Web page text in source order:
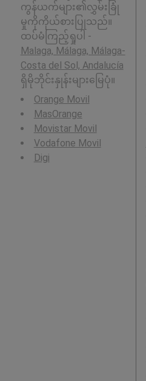
ကွန်ယက်များ၏လွှမ်းခြုံ
မှုကိုကိုယ်စားပြုသည်။
ထပ်မံကြည့်ရှုပါ -
Malaga, Málaga, Málaga-
Costa del Sol, Andalucía
ရှိမိုဘိုင်းနှုန်းများမြေပုံ။
Orange Movil
MasOrange
Movistar Movil
Vodafone Movil
Digi